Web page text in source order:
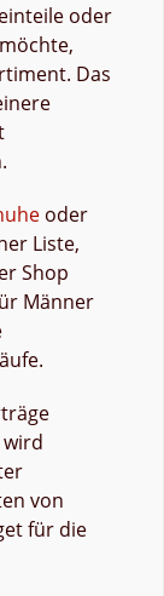
oder
Das
oder
Liste,
Shop
Männer
von
für die